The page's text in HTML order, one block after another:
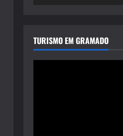
TURISMO EM GRAMADO